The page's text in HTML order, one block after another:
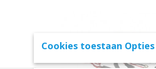
Cookies toestaan Opties